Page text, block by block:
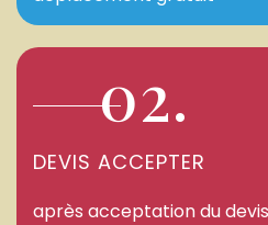
02.
DEVIS ACCEPTER
après acceptation du